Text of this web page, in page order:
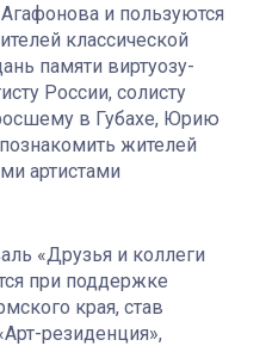
и пользуются
классической
памяти виртуозу-
России, солисту
в Губахе, Юрию
жителей
артистами
«Друзья и коллеги
при поддержке
края, став
резиденция»,